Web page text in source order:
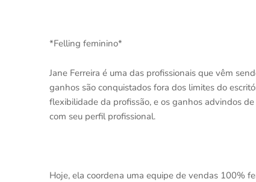
*Felling feminino*
Jane Ferreira é uma das profissionais que vêm
ganhos são conquistados fora dos limites do
flexibilidade da profissão, e os ganhos advindos
com seu perfil profissional.
Hoje, ela coordena uma equipe de vendas 100%